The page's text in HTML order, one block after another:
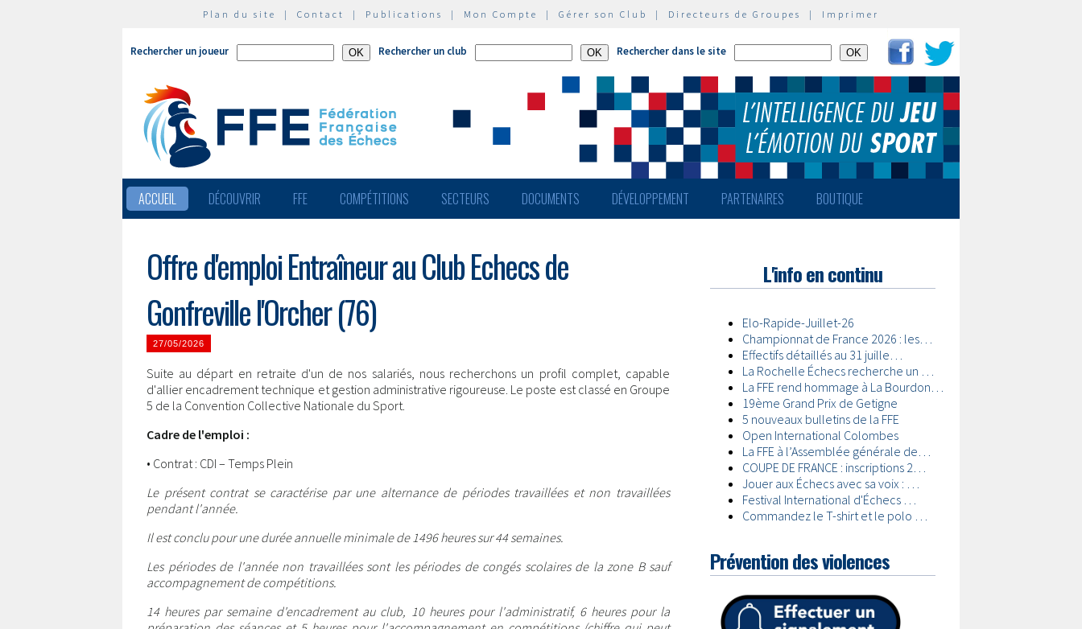
Plan du site | Contact | Publications | Mon Compte | Gérer son Club | Directeurs de Groupes | Imprimer
Rechercher un joueur Rechercher un club Rechercher dans le site
ACCUEIL DÉCOUVRIR FFE COMPÉTITIONS SECTEURS DOCUMENTS DÉVELOPPEMENT PARTENAIRES BOUTIQUE
Offre d'emploi Entraîneur au Club Echecs de
Gonfreville l'Orcher (76)
27/05/2026
Suite au départ en retraite d'un de nos salariés, nous recherchons un profil complet, capable
d'allier encadrement technique et gestion administrative rigoureuse. Le poste est classé en Groupe
5 de la Convention Collective Nationale du Sport.
Cadre de l'emploi :
• Contrat : CDI – Temps Plein
Le présent contrat se caractérise par une alternance de périodes travaillées et non travaillées
pendant l'année.
Il est conclu pour une durée annuelle minimale de 1496 heures sur 44 semaines.
Les périodes de l'année non travaillées sont les périodes de congés scolaires de la zone B sauf
accompagnement de compétitions.
14 heures par semaine d'encadrement au club, 10 heures pour l'administratif, 6 heures pour la
L'info en continu
Prévention des violences